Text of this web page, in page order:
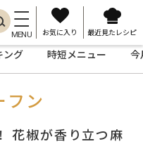
お気に入り 最近見たレシピ
MENU
ング 時短メニュー 今
フン
花椒が香り立つ麻